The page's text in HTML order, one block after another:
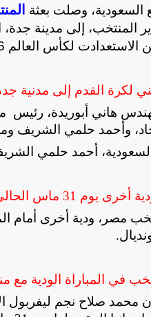
السعودية، وصلت بعثة
المنتخب، إلى مدينة
لكأس العالم 2026 .
لكرة القدم إلى مدنية جدة
هاني أبوريدة،
وأحمد حلمي
أحمد حلمي
مع منتخب إسبانيا
.
في المباراة الودية مع
صلاح نجم ليفربول